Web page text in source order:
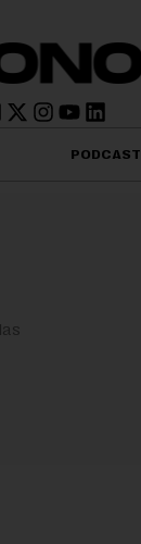
PODCAST